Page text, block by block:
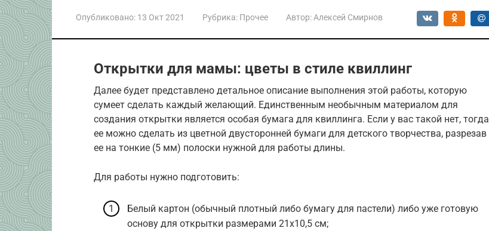
Опубликовано: 13 Окт 2021 Рубрика: Прочее Автор: Алексей Смирнов
Открытки для мамы: цветы в стиле квиллинг
Далее будет представлено детальное описание выполнения этой работы, которую
сумеет сделать каждый желающий. Единственным необычным материалом для
создания открытки является особая бумага для квиллинга. Если у вас такой нет, тогда
ее можно сделать из цветной двусторонней бумаги для детского творчества, разрезав
ее на тонкие (5 мм) полоски нужной для работы длины.
Для работы нужно подготовить:
Белый картон (обычный плотный либо бумагу для пастели) либо уже готовую
основу для открытки размерами 21х10,5 см;